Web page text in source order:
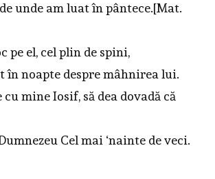
unde am luat în pântece.[Mat.
pe el, cel plin de spini,
în noapte despre mâhnirea lui.
cu mine Iosif, să dea dovadă că
Cel mai ‘nainte de veci.